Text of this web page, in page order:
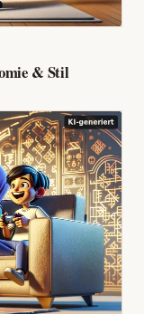
& Stil